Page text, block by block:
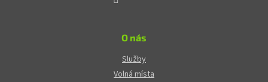
O nás
Služby
Volná místa